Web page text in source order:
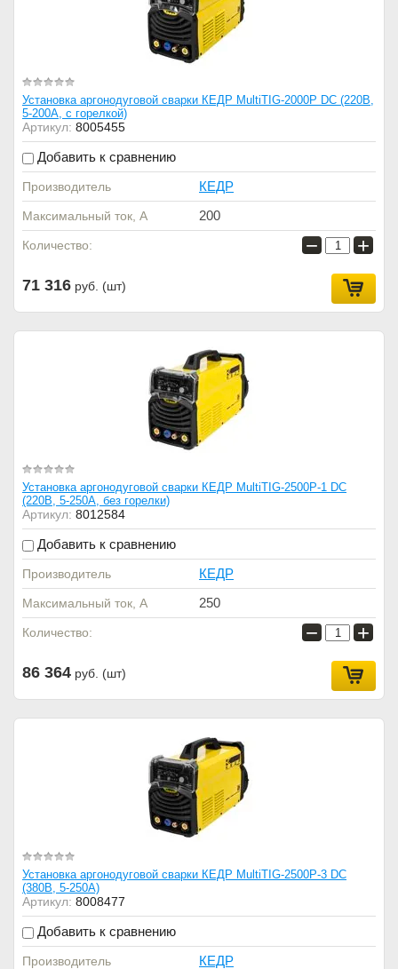
Установка аргонодуговой сварки КЕДР MultiTIG-2000P DC (220В,
5-200А, с горелкой)
Артикул: 8005455
Добавить к сравнению
Производитель КЕДР
Максимальный ток, А 200
Количество: − +
71 316 руб. (шт)
Установка аргонодуговой сварки КЕДР MultiTIG-2500P-1 DC
(220В, 5-250А, без горелки)
Артикул: 8012584
Добавить к сравнению
Производитель КЕДР
Максимальный ток, А 250
Количество: − +
86 364 руб. (шт)
Установка аргонодуговой сварки КЕДР MultiTIG-2500P-3 DC
(380В, 5-250А)
Артикул: 8008477
Добавить к сравнению
Производитель КЕДР